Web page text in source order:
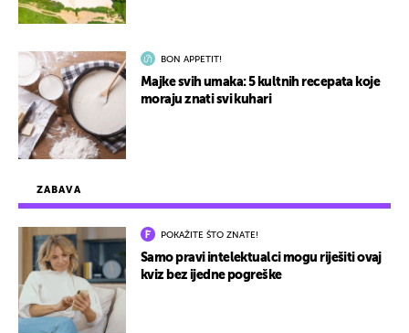
ZABAVA
POKAŽITE ŠTO ZNATE!
Samo pravi intelektualci mogu riješiti ovaj
kviz bez ijedne pogreške
BON APPETIT!
Majke svih umaka: 5 kultnih recepata koje
moraju znati svi kuhari